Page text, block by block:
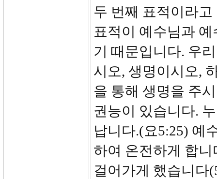
두 번째 표적이라
표적이 예수님과
기 때문입니다. 우
시오, 생명이시오,
을 통해 생명을 주
권능이 있습니다.
납니다.(요5:25) 예
하여 온전하게 합
걸어가게 했습니다